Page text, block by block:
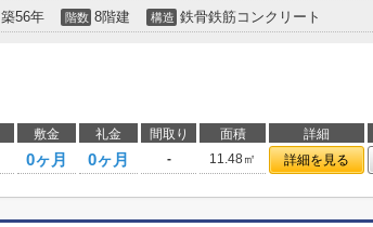
築56年 階数 8階建 構造 鉄骨鉄筋コンクリート
敷金 礼金 間取り 面積 詳細
0ヶ月 0ヶ月 - 11.48㎡ 詳細を見る